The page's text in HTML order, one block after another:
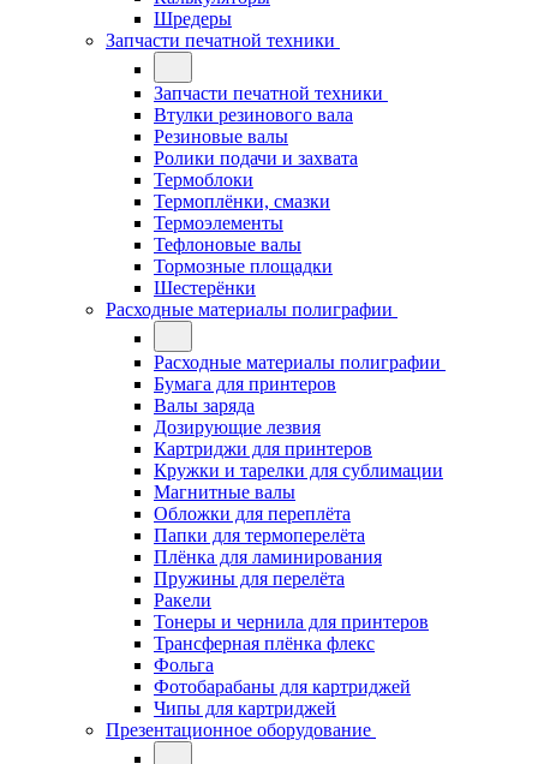
Шредеры
Запчасти печатной техники
Запчасти печатной техники
Втулки резинового вала
Резиновые валы
Ролики подачи и захвата
Термоблоки
Термоплёнки, смазки
Термоэлементы
Тефлоновые валы
Тормозные площадки
Шестерёнки
Расходные материалы полиграфии
Расходные материалы полиграфии
Бумага для принтеров
Валы заряда
Дозирующие лезвия
Картриджи для принтеров
Кружки и тарелки для сублимации
Магнитные валы
Обложки для переплёта
Папки для термоперелёта
Плёнка для ламинирования
Пружины для перелёта
Ракели
Тонеры и чернила для принтеров
Трансферная плёнка флекс
Фольга
Фотобарабаны для картриджей
Чипы для картриджей
Презентационное оборудование